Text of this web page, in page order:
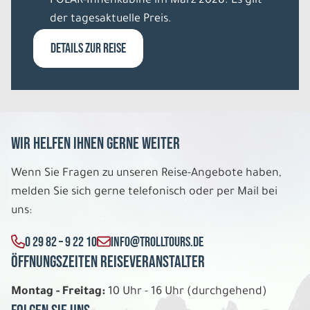
REISE VERBINDLICH ANFRAGEN
Do. 13.08. - So. 23.08.2026
Islands Countryside in 11 Tagen
P.P. AB
der tagesaktuelle Preis.
DETAILS ZUR REISE
Wir helfen Ihnen gerne weiter
Wenn Sie Fragen zu unseren Reise-Angebote haben,
melden Sie sich gerne telefonisch oder per Mail bei
uns:
0 29 82 – 9 22 10 INFO@TROLLTOURS.DE
Öffnungszeiten Reiseveranstalter
Montag - Freitag: 10 Uhr - 16 Uhr (durchgehend)